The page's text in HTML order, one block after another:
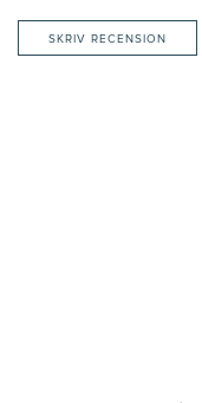
SKRIV RECENSION